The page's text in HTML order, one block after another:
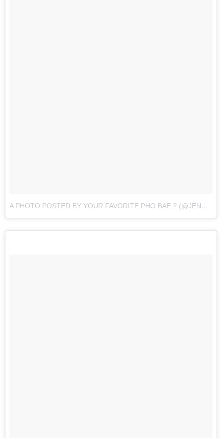
A PHOTO POSTED BY YOUR FAVORITE PHO BAE ? (@JENNAKAEY)